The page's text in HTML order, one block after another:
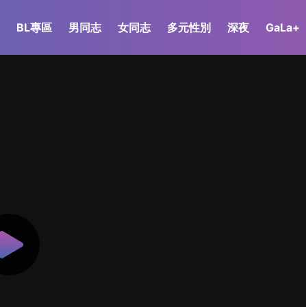
BL專區 男同志 女同志 多元性別 深夜 GaLa+